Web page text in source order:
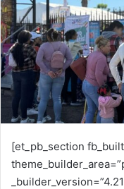
[et_pb_section